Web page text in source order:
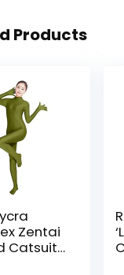
Products
Zentai
Catsuit